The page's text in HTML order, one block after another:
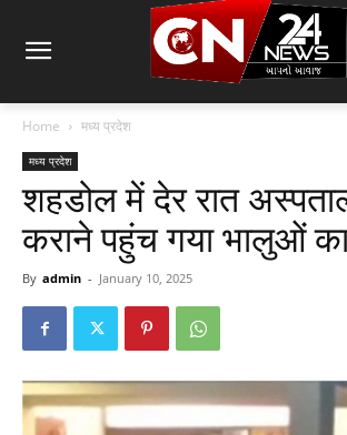
Home मध्य प्रदेश
मध्य प्रदेश
शहडोल में देर रात
कराने पहुंच गया भालुओं
By admin - January 10, 2025